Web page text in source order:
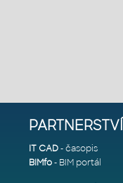
PARTNERSTVÍ
IT CAD- časopis
BIMfo- BIM portál